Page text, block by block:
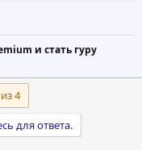
и стать гуру
4
для ответа.